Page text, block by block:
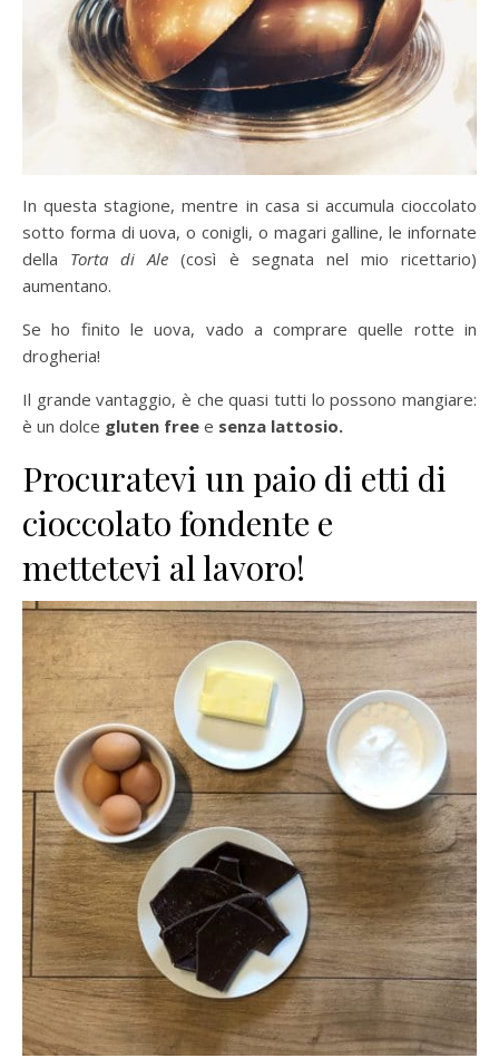
In questa stagione, mentre in casa si accumula cioccolato
sotto forma di uova, o conigli, o magari galline, le infornate
della Torta di Ale (così è segnata nel mio ricettario)
aumentano.
Se ho finito le uova, vado a comprare quelle rotte in
drogheria!
Il grande vantaggio, è che quasi tutti lo possono mangiare:
è un dolce gluten free e senza lattosio.
Procuratevi un paio di etti di
cioccolato fondente e
mettetevi al lavoro!